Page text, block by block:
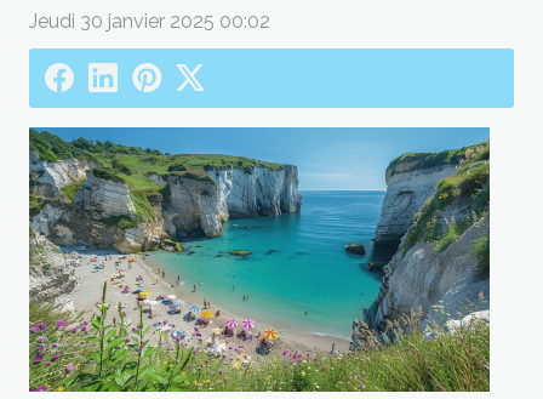
Jeudi 30 janvier 2025 00:02